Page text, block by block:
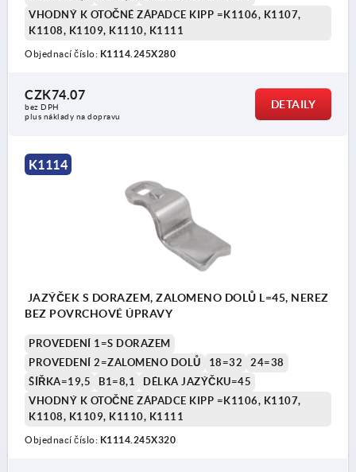
VHODNÝ K OTOČNÉ ZÁPADCE KIPP =K1106, K1107,
K1108, K1109, K1110, K1111
Objednací číslo: K1114.245X280
CZK74.07
bez DPH
plus náklady na dopravu
DETAILY
K1114
JAZÝČEK S DORAZEM, ZALOMENO DOLŮ L=45, NEREZ
BEZ POVRCHOVÉ ÚPRAVY
PROVEDENÍ 1=S DORAZEM
PROVEDENÍ 2=ZALOMENO DOLŮ
18=32
24=38
ŠÍŘKA=19,5
B1=8,1
DÉLKA JAZÝČKU=45
VHODNÝ K OTOČNÉ ZÁPADCE KIPP =K1106, K1107,
K1108, K1109, K1110, K1111
Objednací číslo: K1114.245X320